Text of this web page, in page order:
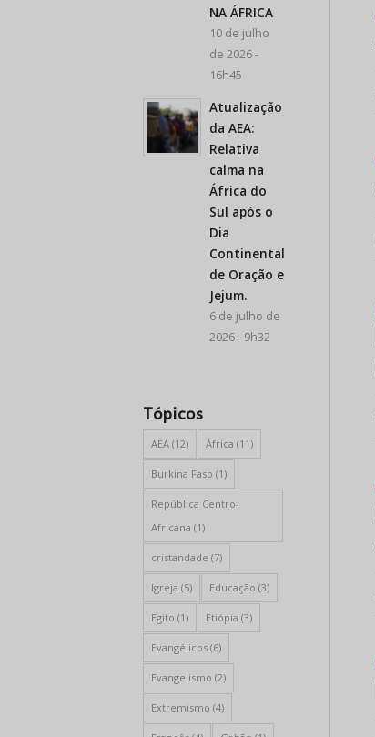
NA ÁFRICA
10 de julho
de 2026 -
16h45
Atualização
da AEA:
Relativa
calma na
África do
Sul após o
Dia
Continental
de Oração e
Jejum.
6 de julho de
2026 - 9h32
Tópicos
AEA (12) África (11)
Burkina Faso (1)
República Centro-
Africana (1)
cristandade (7)
Igreja (5) Educação (3)
Egito (1) Etiópia (3)
Evangélicos (6)
Evangelismo (2)
Extremismo (4)